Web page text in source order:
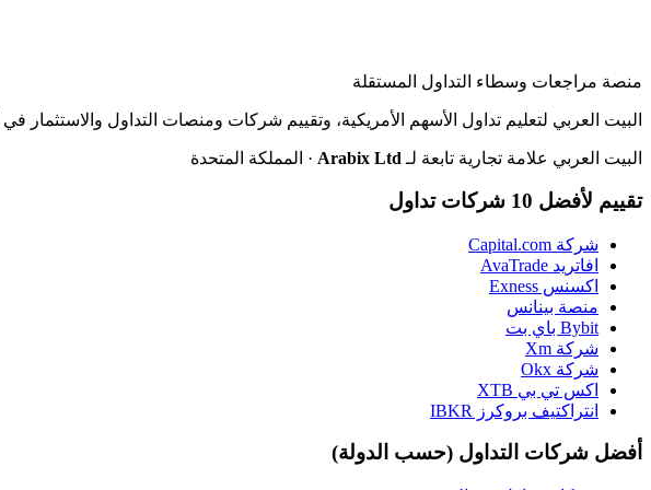
منصة مراجعات وسطاء التداول المستقلة
البيت العربي لتعليم تداول الأسهم الأمريكية، وتقييم شركات ومنصات التداول والاستثمار
البيت العربي علامة تجارية تابعة لـ Arabix Ltd · المملكة المتحدة
تقييم لأفضل 10 شركات تداول
شركة Capital.com
افاتريد AvaTrade
اكسنس Exness
منصة بينانس
Bybit باي بت
شركة Xm
شركة Okx
اكس تي بي XTB
انتراكتيف بروكرز IBKR
أفضل شركات التداول (حسب الدولة)